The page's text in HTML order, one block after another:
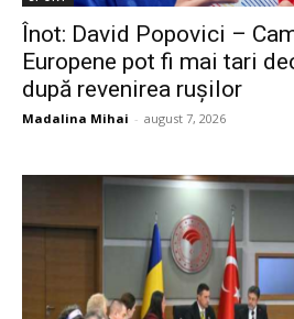
Înot: David Popovici –
Europene pot fi mai tari
după revenirea rușilor
Madalina Mihai - august 7, 2026